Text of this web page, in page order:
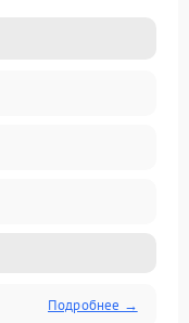
Подробнее →